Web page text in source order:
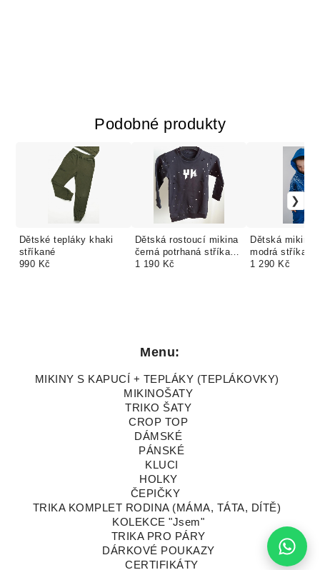
Podobné produkty
Dětské tepláky khaki
stříkané
990 Kč
Dětská rostoucí mikina
černá potrhaná stříkaná
Yako King
1 190 Kč
Dětská mikina
modrá stříkaná
1 290 Kč
Menu:
MIKINY S KAPUCÍ + TEPLÁKY (TEPLÁKOVKY)
MIKINOŠATY
TRIKO ŠATY
CROP TOP
DÁMSKÉ
PÁNSKÉ
KLUCI
HOLKY
ČEPIČKY
TRIKA KOMPLET RODINA (MÁMA, TÁTA, DÍTĚ)
KOLEKCE "Jsem"
TRIKA PRO PÁRY
DÁRKOVÉ POUKAZY
CERTIFIKÁTY